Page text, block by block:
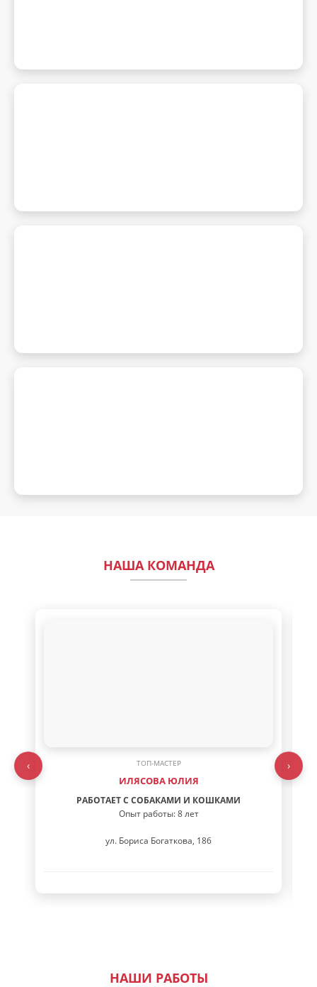
НАША КОМАНДА
‹ ТОП-МАСТЕР
ИЛЯСОВА ЮЛИЯ
РАБОТАЕТ С СОБАКАМИ И КОШКАМИ
Опыт работы: 8 лет
ул. Бориса Богаткова, 186
›
НАШИ РАБОТЫ